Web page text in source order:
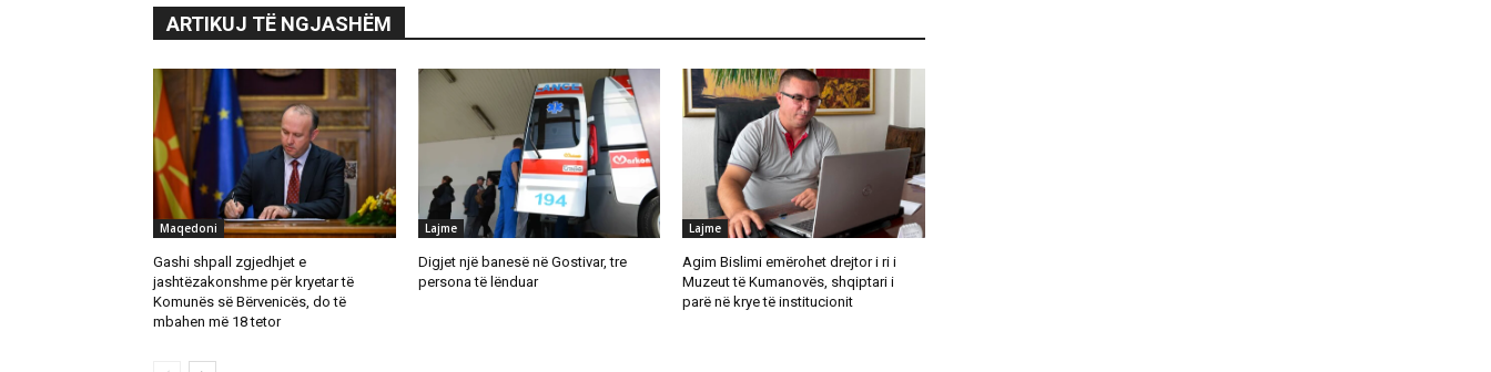
ARTIKUJ TË NGJASHËM
Maqedoni
Gashi shpall zgjedhjet e
jashtëzakonshme për kryetar të
Komunës së Bërvenicës, do të
mbahen më 18 tetor
Lajme
Digjet një banesë në Gostivar, tre
persona të lënduar
Lajme
Agim Bislimi emërohet drejtor i ri i
Muzeut të Kumanovës, shqiptari i
parë në krye të institucionit